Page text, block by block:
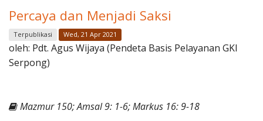
Klasis dan Jemaat
Berita Kegiatan
Materi
Percaya dan Menjadi Saksi
Terpublikasi Wed, 21 Apr 2021
oleh: Pdt. Agus Wijaya (Pendeta Basis Pelayanan GKI
Serpong)
Mazmur 150; Amsal 9: 1-6; Markus 16: 9-18